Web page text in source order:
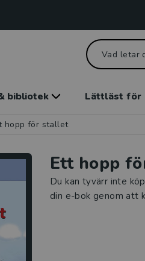
bibliotek Lättläst för
hopp för stallet
Ett hopp
Du kan tyvärr inte
din e-bok genom att